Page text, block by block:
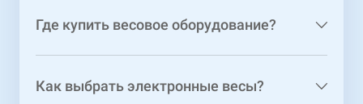
Где купить весовое оборудование?
Как выбрать электронные весы?